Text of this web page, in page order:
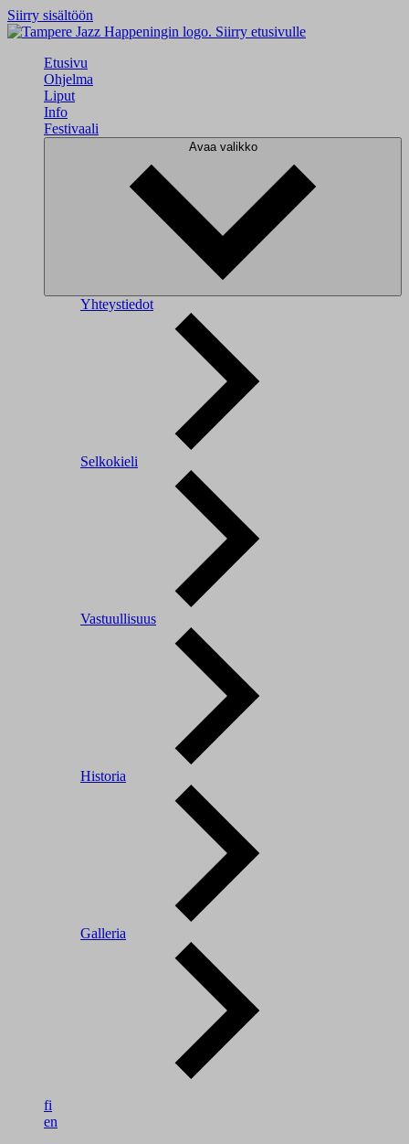
Siirry sisältöön
Siirry etusivulle
Etusivu
Ohjelma
Liput
Info
Festivaali
Avaa valikko
Yhteystiedot
Selkokieli
Vastuullisuus
Historia
Galleria
fi
en